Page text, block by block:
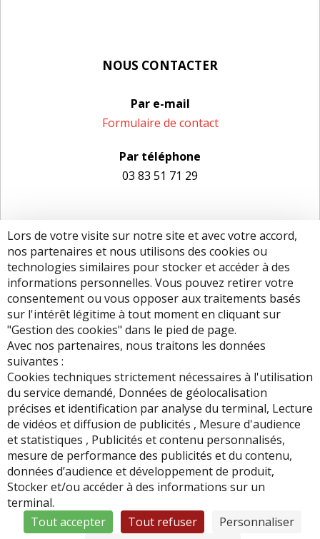
NOUS CONTACTER
Par e-mail
Formulaire de contact
Par téléphone
03 83 51 71 29
Si vous rencontrez une situation de handicap, veuillez
contacter notre référente handicap Géraldine François au 03-
83-43-60-77 ou g.francois@sas-sophia.fr
Mentions légales
Protection des données
Lors de votre visite sur notre site et avec votre accord,
nos partenaires et nous utilisons des cookies ou
technologies similaires pour stocker et accéder à des
informations personnelles. Vous pouvez retirer votre
consentement ou vous opposer aux traitements basés
sur l'intérêt légitime à tout moment en cliquant sur
"Gestion des cookies" dans le pied de page.
Avec nos partenaires, nous traitons les données
suivantes :
Cookies techniques strictement nécessaires à l'utilisation
du service demandé, Données de géolocalisation
précises et identification par analyse du terminal, Lecture
de vidéos et diffusion de publicités , Mesure d'audience
et statistiques , Publicités et contenu personnalisés,
mesure de performance des publicités et du contenu,
données d’audience et développement de produit,
Stocker et/ou accéder à des informations sur un
terminal.
Tout accepter
Tout refuser
Personnaliser